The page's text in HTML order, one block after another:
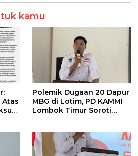
kamu
Atas
Polemik Dugaan 20 Dapur
MBG di Lotim, PD KAMMI
Lombok Timur Soroti